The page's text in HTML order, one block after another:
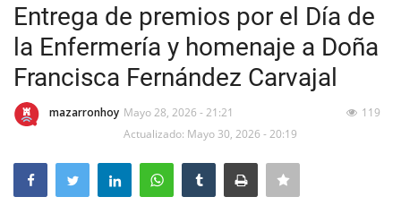
Inicio
Mazarrón Hoy
Entrega de premios por el Día de
la Enfermería y homenaje a Doña
Francisca Fernández Carvajal
mazarronhoy Mayo 28, 2026 - 21:21
Actualizado: Mayo 30, 2026 - 20:19
119